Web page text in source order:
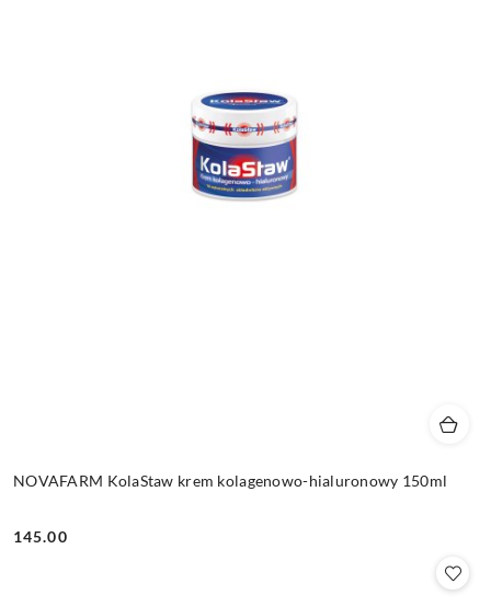
NOVAFARM KolaStaw krem kolagenowo-hialuronowy 150ml
Cena:
145.00